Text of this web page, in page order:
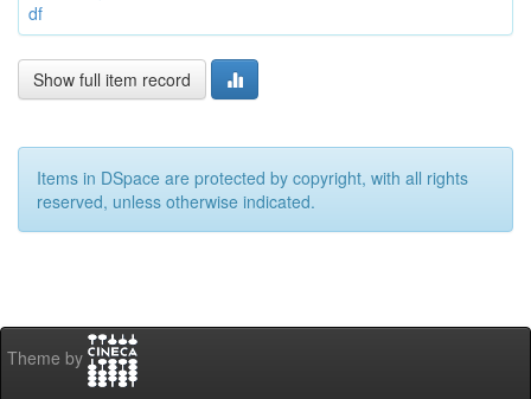
df
Show full item record
Items in DSpace are protected by copyright, with all rights
reserved, unless otherwise indicated.
Theme by